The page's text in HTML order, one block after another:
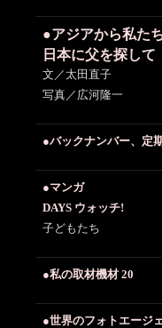
●アジアから私た
日本に父を探して
文／太田直子
写真／広河隆一
●バックナンバー、定
●マンガ
DAYS ウォッチ!
子どもたち
●私の取材機材 20
●世界のフォトエージ